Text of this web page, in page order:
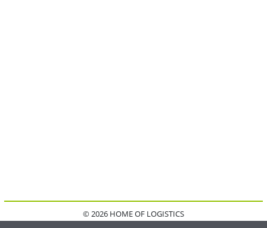
© 2026 HOME OF LOGISTICS